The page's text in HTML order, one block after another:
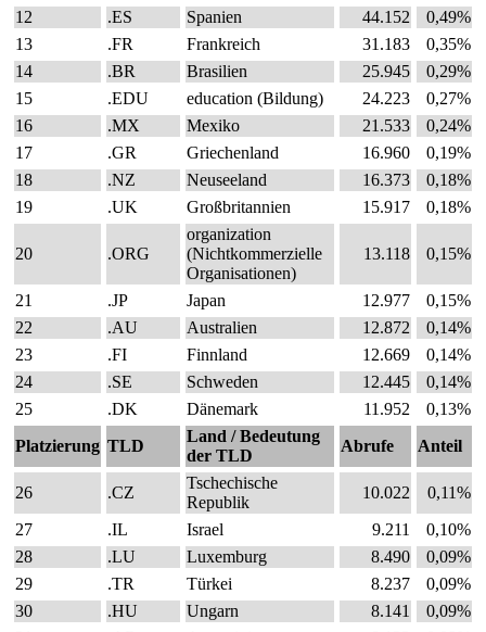
12
.ES Spanien 44.152
0,49%
13
.FR Frankreich 31.183
0,35%
14
.BR Brasilien 25.945
0,29%
15
.EDU education (Bildung) 24.223
0,27%
16
.MX Mexiko 21.533
0,24%
17
.GR Griechenland 16.960
0,19%
18
.NZ Neuseeland 16.373
0,18%
19
.UK Großbritannien 15.917 0,18%
20 .ORG
organization
(Nichtkommerzielle
Organisationen)
13.118 0,15%
21 .JP Japan 12.977
0,15%
22
.AU Australien 12.872
0,14%
23
.FI Finnland 12.669
0,14%
24
.SE Schweden 12.445
0,14%
25
.DK Dänemark 11.952
0,13%
Platzierung TLD
Land / Bedeutung
der TLD
Abrufe Anteil
26 .CZ
Tschechische
Republik
10.022
0,11%
27
.IL Israel 9.211
0,10%
28
.LU Luxemburg 8.490
0,09%
29
.TR Türkei 8.237
0,09%
30
.HU Ungarn 8.141
0,09%